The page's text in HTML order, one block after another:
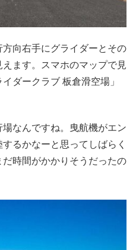
向右手にグライダーとその
ます。スマホのマップで見
ダークラブ 板倉滑空場」
なんですね。曳航機がエン
るかなーと思ってしばらく
時間がかかりそうだったの